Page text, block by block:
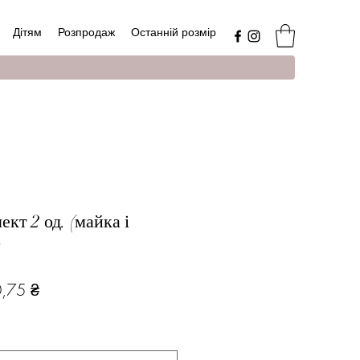
Дітям Розпродаж Останній розмір
2 од. (майка і
₴За